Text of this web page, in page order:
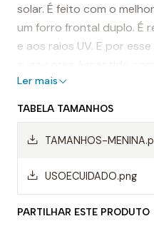
solar. É feito com o
um forro frontal duplo. É
e aos raios UV. E por
tempo.
É considerado um dos
resistentes do mundo.
- Costuras reforçadas
Ler mais
TABELA TAMANHOS
TAMANHOS-
USOECUIDADO.png
PARTILHAR ESTE PRODUTO